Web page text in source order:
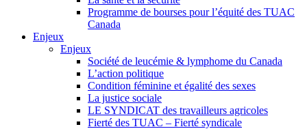
Programme de bourses pour l’équité des TUAC
Canada
Enjeux
Enjeux
Société de leucémie & lymphome du Canada
L’action politique
Condition féminine et égalité des sexes
La justice sociale
LE SYNDICAT des travailleurs agricoles
Fierté des TUAC – Fierté syndicale